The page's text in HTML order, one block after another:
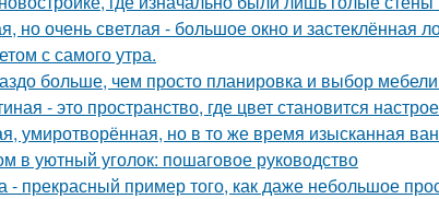
но очень светлая - большое окно и застеклённая
с самого утра.
больше, чем просто планировка и выбор
- это пространство, где цвет становится
умиротворённая, но в то же время изысканная
в уютный уголок: пошаговое руководство
- прекрасный пример того, как даже небольшое